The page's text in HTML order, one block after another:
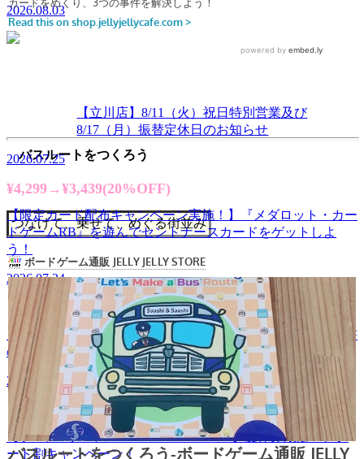
バスルートをつくろう
¥4,299→¥3,439(20%OFF)
つなげて、乗せて、めぐる街並み
2026.08.03
【立川店】8/11（火）祝日特別営業及び
8/17（月）振替定休日のお知らせ
2026.07.25
【限定カード配布キャンペーン実施！】『メダロット・カー
ドゲームRB』を遊んでセントナースカードをゲットしよ
う！
2026.07.24
【スタッフ募集】新橋店のスタッフを募集します！【履歴書
の持参必要なし】
2026.07.15
【タパス&タパス× JELLY JELLY CAFE】夏休み限定！レシ
ート割キャンペーン！